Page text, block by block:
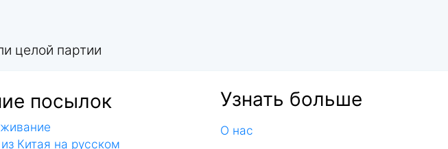
целой партии
посылок
Китая на русском
Узнать больше
О нас